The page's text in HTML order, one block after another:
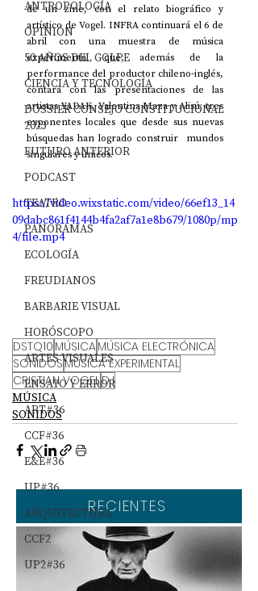
ANTROPOLOGÍA
OPINIÓN
50 AÑOS DEL GOLPE
CIENCIA Y TECNOLOGÍA
DOSSIER CONSEJO CONSTITUCIONAL
2023
FUTURO ANTERIOR
PODCAST
TEATRO
PANORAMAS
ECOLOGÍA
FREUDIANOS
BARBARIE VISUAL
HORÓSCOPO
ARTES VISUALES
ENSAYO Y ERROR
ART#36
CCF#36
E&E#36
UP#36
ARQUITECTURA
CCF2
UP2#36
de un zine, con el relato biográfico y
artístico de Vogel. INFRA continuará el 6 de
abril con una muestra de música
experimental que, además de la
performance del productor chileno-inglés,
contará con las presentaciones de las
artistas YADAK, Valentina Maza y Alisú; tres
exponentes locales que desde sus nuevas
búsquedas han logrado construir  mundos
singulares y únicos.
https://video.wixstatic.com/video/66ef13_14
09dabc861f4144b4fa2af7a1e8b679/1080p/mp
4/file.mp4
DSTQ10 MÚSICAMÚSICA ELECTRÓNICA
SONIDOSMÚSICA EXPERIMENTAL
CRISTIAN VOGELDJ
MÚSICA
SONIDOS
RECIENTES